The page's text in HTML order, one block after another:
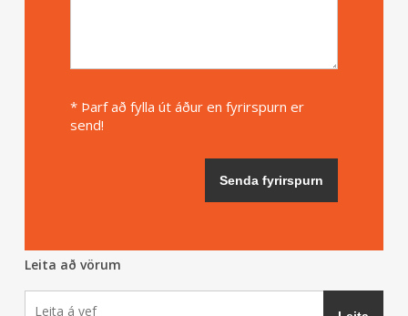
* Þarf að fylla út áður en fyrirspurn er
send!
Leita að vörum